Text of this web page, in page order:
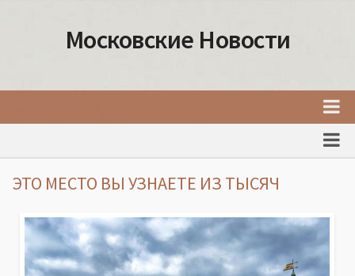
Московские Новости
Интересные места Москвы
Факты о Москве
ЭТО МЕСТО ВЫ УЗНАЕТЕ ИЗ ТЫСЯЧ